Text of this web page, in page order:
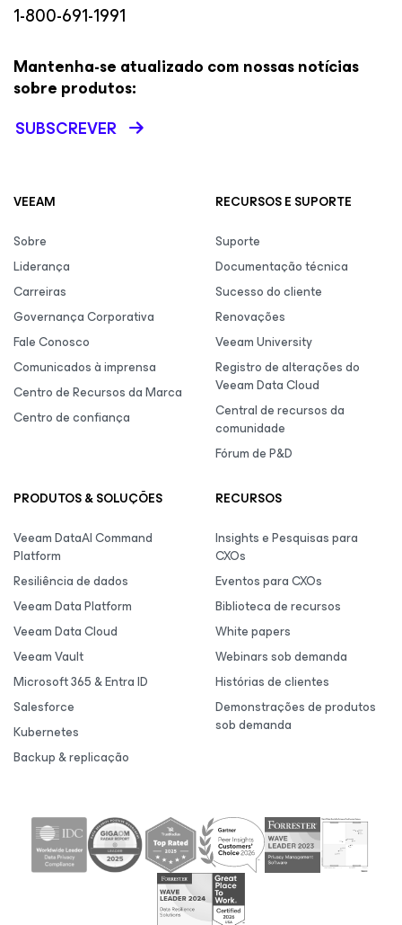
1-800-691-1991
Mantenha-se atualizado com nossas notícias
sobre produtos:
SUBSCREVER
VEEAM
Sobre
Liderança
Carreiras
Governança Corporativa
Fale Conosco
Comunicados à imprensa
Centro de Recursos da Marca
Centro de confiança
RECURSOS E SUPORTE
Suporte
Documentação técnica
Sucesso do cliente
Renovações
Veeam University
Registro de alterações do
Veeam Data Cloud
Central de recursos da
comunidade
Fórum de P&D
PRODUTOS & SOLUÇÕES
Veeam DataAI Command
Platform
Resiliência de dados
Veeam Data Platform
Veeam Data Cloud
Veeam Vault
Microsoft 365 & Entra ID
Salesforce
Kubernetes
Backup & replicação
RECURSOS
Insights e Pesquisas para
CXOs
Eventos para CXOs
Biblioteca de recursos
White papers
Webinars sob demanda
Histórias de clientes
Demonstrações de produtos
sob demanda